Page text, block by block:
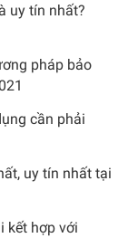
uy tín nhất?
pháp bảo
cần phải
uy tín nhất tại
kết hợp với